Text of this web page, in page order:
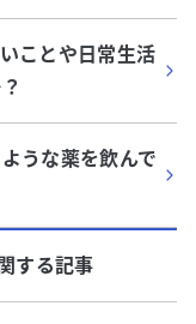
ことや日常生活
うな薬を飲んで
する記事